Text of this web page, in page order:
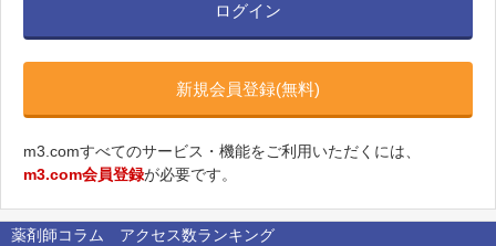
ログイン
新規会員登録(無料)
m3.comすべてのサービス・機能をご利用いただくには、
m3.com会員登録が必要です。
薬剤師コラム アクセス数ランキング